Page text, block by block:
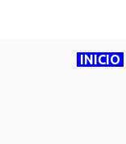
INICIO